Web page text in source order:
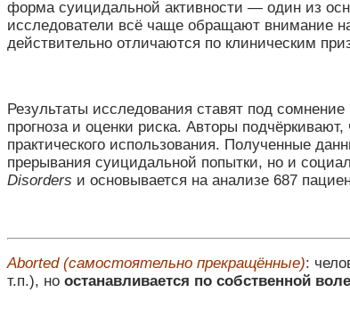
форма суицидальной активности — один из
исследователи всё чаще обращают внимание
действительно отличаются по клиническим
Результаты исследования ставят под
прогноза и оценки риска. Авторы
практического использования. Полученные
прерывания суицидальной попытки, но и
Disorders и основывается на анализе 687
Aborted (самостоятельно прекращённые):
т.п.), но останавливается по собственной воле